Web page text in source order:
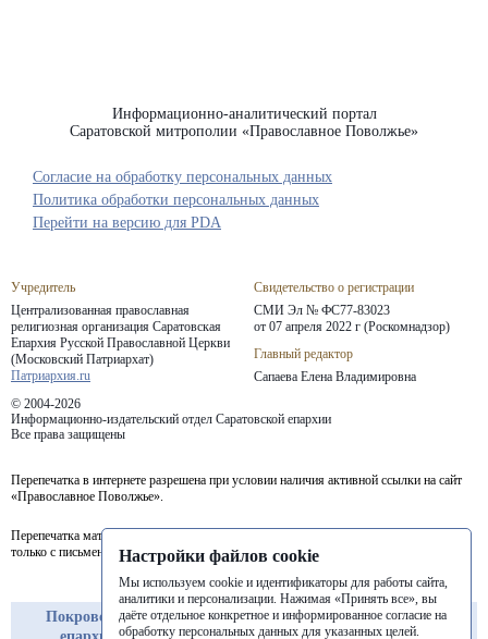
Информационно-аналитический портал
Саратовской митрополии «Православное Поволжье»
Учредитель
Централизованная православная
религиозная организация Саратовская
Епархия Русской Православной Церкви
(Московский Патриархат)
Патриархия.ru
Свидетельство о регистрации
СМИ Эл № ФС77-83023
от 07 апреля 2022 г (Роскомнадзор)
Главный редактор
Сапаева Елена Владимировна
© 2004-2026
Информационно-издательский отдел Саратовской епархии
Все права защищены
Согласие на обработку персональных данных
Политика обработки персональных данных
Перепечатка в интернете разрешена при условии наличия активной ссылки на сайт
«Православное Поволжье».
Перепечатка материалов портала в печатных изданиях (книгах, прессе) возможна
только с письменного разрешения редакции.
Покровская
епархия
Балашовская
епархия
Балаковская
епархия
Перейти на версию для PDA
Настройки файлов cookie
Мы используем cookie и идентификаторы для работы сайта,
аналитики и персонализации. Нажимая «Принять все», вы
даёте отдельное конкретное и информированное согласие на
обработку персональных данных для указанных целей.